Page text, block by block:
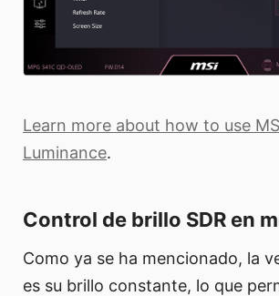
Learn more about how to use
Luminance.
Control de brillo SDR en
Como ya se ha mencionado, la
es su brillo constante, lo que